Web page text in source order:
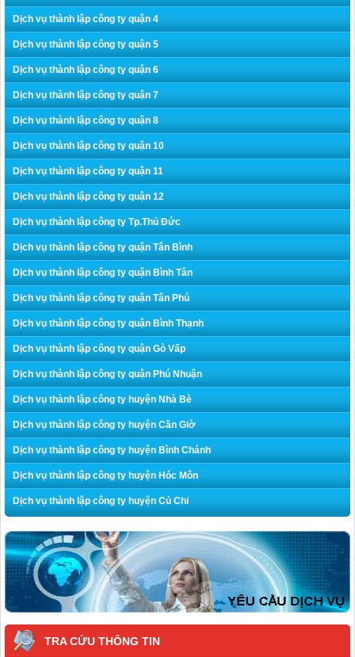
Dịch vụ thành lập công ty quận 4
Dịch vụ thành lập công ty quận 5
Dịch vụ thành lập công ty quận 6
Dịch vụ thành lập công ty quận 7
Dịch vụ thành lập công ty quận 8
Dịch vụ thành lập công ty quận 10
Dịch vụ thành lập công ty quận 11
Dịch vụ thành lập công ty quận 12
Dịch vụ thành lập công ty Tp.Thủ Đức
Dịch vụ thành lập công ty quận Tân Bình
Dịch vụ thành lập công ty quận Bình Tân
Dịch vụ thành lập công ty quận Tân Phú
Dịch vụ thành lập công ty quận Bình Thạnh
Dịch vụ thành lập công ty quận Gò Vấp
Dịch vụ thành lập công ty quận Phú Nhuận
Dịch vụ thành lập công ty huyện Nhà Bè
Dịch vụ thành lập công ty huyện Cần Giờ
Dịch vụ thành lập công ty huyện Bình Chánh
Dịch vụ thành lập công ty huyện Hóc Môn
Dịch vụ thành lập công ty huyện Củ Chi
TRA CỨU THÔNG TIN